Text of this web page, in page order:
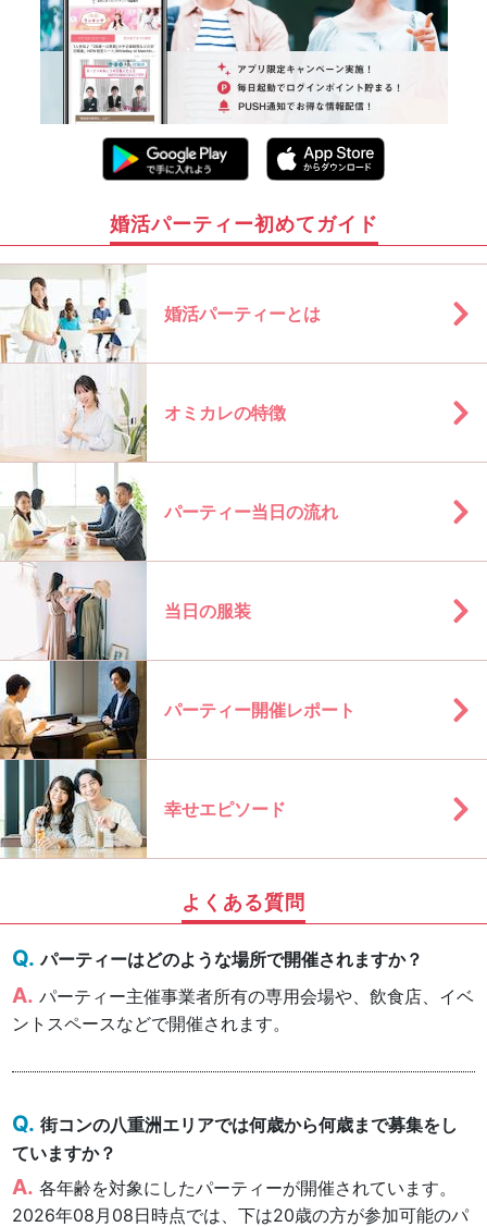
婚活パーティー初めてガイド
婚活パーティーとは
オミカレの特徴
パーティー当日の流れ
当日の服装
パーティー開催レポート
幸せエピソード
よくある質問
パーティーはどのような場所で開催されますか？
パーティー主催事業者所有の専用会場や、飲食店、イベ
ントスペースなどで開催されます。
街コンの八重洲エリアでは何歳から何歳まで募集をし
ていますか？
各年齢を対象にしたパーティーが開催されています。
2026年08月08日時点では、下は20歳の方が参加可能のパ